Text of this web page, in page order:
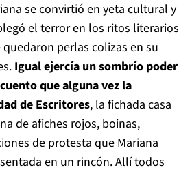
se convirtió en yeta cultural y
el terror en los ritos literarios
perlas colizas en su
Igual ejercía un sombrío poder
que alguna vez la
de Escritores, la fichada casa
de afiches rojos, boinas,
de protesta que Mariana
en un rincón. Allí todos